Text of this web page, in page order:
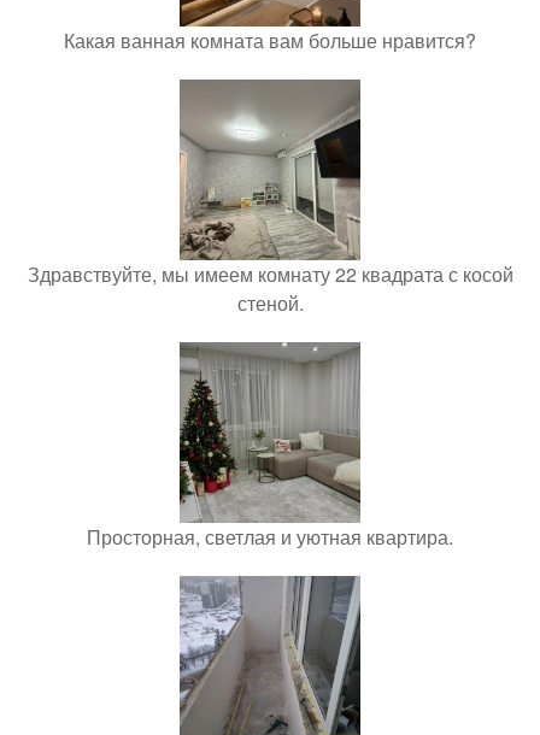
Какая ванная комната вам больше нравится?
Здравствуйте, мы имеем комнату 22 квадрата с косой
стеной.
Просторная, светлая и уютная квартира.